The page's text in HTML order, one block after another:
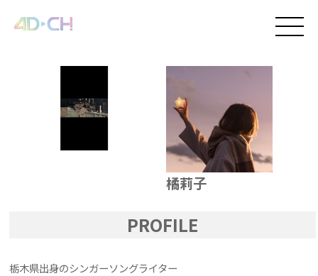
橘莉子
PROFILE
栃木県出身のシンガーソングライター